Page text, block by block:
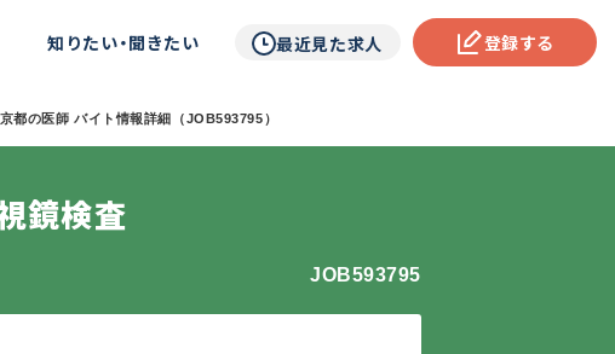
知りたい・聞きたい 最近見た求人 登録する
都の医師 バイト情報詳細（JOB593795）
鏡検査
JOB593795